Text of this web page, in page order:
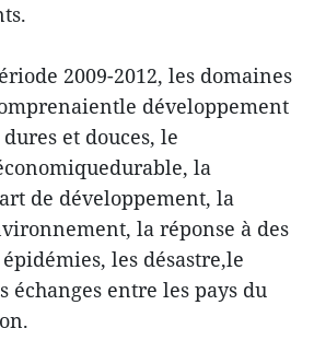
2009-2012, les domaines
développement
et douces, le
la
de développement, la
la réponse à des
les désastre,le
échanges entre les pays du